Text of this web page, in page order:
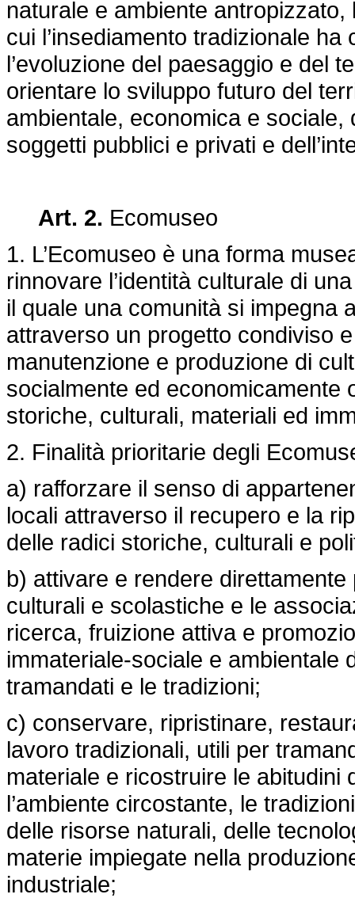
naturale e ambiente
cui l’insediamento tradizionale
l’evoluzione del paesaggio e del
orientare lo sviluppo futuro del
ambientale, economica e
soggetti pubblici e privati e
Art. 2. Ecomuseo
1. L’Ecomuseo è una forma
rinnovare l’identità culturale di
il quale una comunità si impegna
attraverso un progetto condiviso
manutenzione e produzione di
socialmente ed economicamente
storiche, culturali, materiali ed
2. Finalità prioritarie degli
a) rafforzare il senso di
locali attraverso il recupero e la
delle radici storiche, culturali e
b) attivare e rendere
culturali e scolastiche e le
ricerca, fruizione attiva e
immateriale-sociale e ambientale
tramandati e le tradizioni;
c) conservare, ripristinare,
lavoro tradizionali, utili per
materiale e ricostruire le abitudini
l’ambiente circostante, le
delle risorse naturali, delle
materie impiegate nella
industriale;